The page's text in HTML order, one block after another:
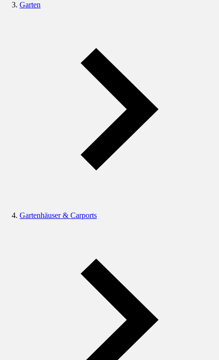
Garten
Gartenhäuser & Carports